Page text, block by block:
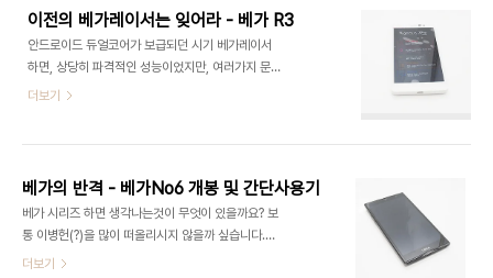
업의 경우 베가 LTE-A와 많이 닮아있다고 하여 살
펴보게 되었습니다! (베가 LTE-A를 제법 만족스럽
게 테스트했던 필자로써는 굉장히 기대가 되는 제품
이었는데요.) 박스 포장부터 살펴보겠습니다. 녹색
계열의 파스텔톤 그라데이션이 적용된 박스에 뒷면
입니다. 최초 상태랑 최대한 같게 해드리려고, 원래
에서는..
이전의 베가레이서는 잊어라 - 베가 R3
안드로이드 듀얼코어가 보급되던 시기 베가레이서
하면, 상당히 파격적인 성능이었지만, 여러가지 문제
로 인해서 많은 소비자들에서 안좋은 인식을 심어준
폰이었습니다. (제가 기억하는건 보아가 모델이었다
는것 뿐이었지만...) 우여곡절끝에 베가넘버식스, 베
가아이언에 이어 만져보게된 베가 R3 5.3인치라는
절대 작지 않은 화면크기를 가진 이 제품을 간단하게
살펴보도록 하겠습니다. 처음사면 광고 딱지가 붙어
더보기
베가의 반격 - 베가No6 개봉 및 간단사용기
베가 시리즈 하면 생각나는것이 무엇이 있을까요? 보
통 이병헌(?)을 많이 떠올리시지 않을까 싶습니다.
(아니면 스카이...) 요즘 핸드폰에 관심이 부쩍 늘어
더보기